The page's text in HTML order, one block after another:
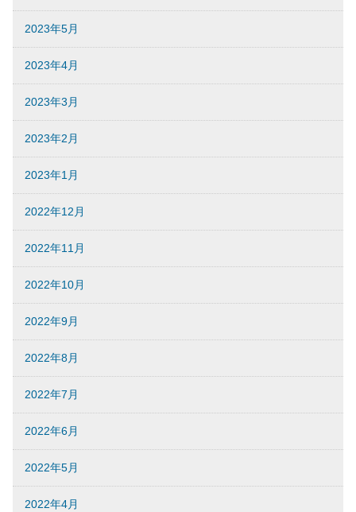
2023年5月
2023年4月
2023年3月
2023年2月
2023年1月
2022年12月
2022年11月
2022年10月
2022年9月
2022年8月
2022年7月
2022年6月
2022年5月
2022年4月